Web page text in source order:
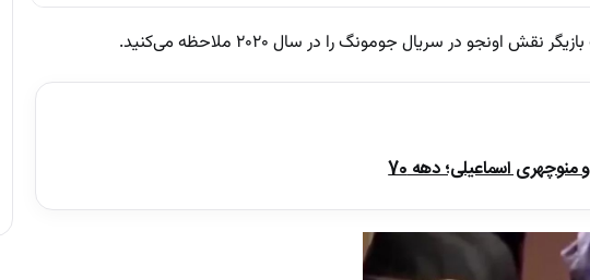
در سریال جومونگ را در سال ۲۰۲۰ ملاحظه می‌کنید.
اسماعیلی؛ دهه 70